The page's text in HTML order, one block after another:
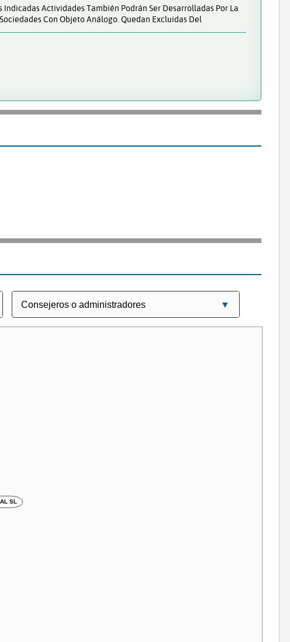
Actividades También Podrán Ser Desarrolladas Por La
Con Objeto Análogo. Quedan Excluidas Del
SL